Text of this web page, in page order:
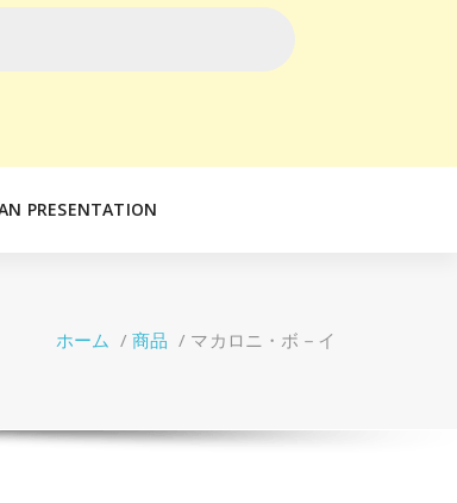
PRESENTATION
ホーム /商品 / マカロニ・ボ－イ